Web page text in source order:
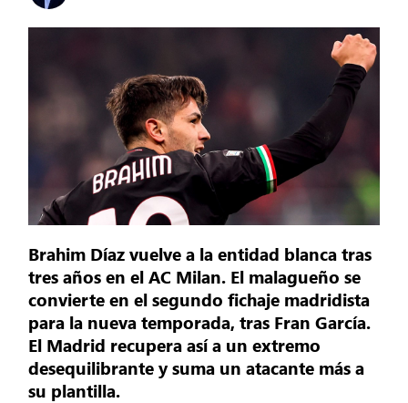
Brahim Díaz vuelve a la entidad blanca tras
tres años en el AC Milan. El malagueño se
convierte en el segundo fichaje madridista
para la nueva temporada, tras Fran García.
El Madrid recupera así a un extremo
desequilibrante y suma un atacante más a
su plantilla.